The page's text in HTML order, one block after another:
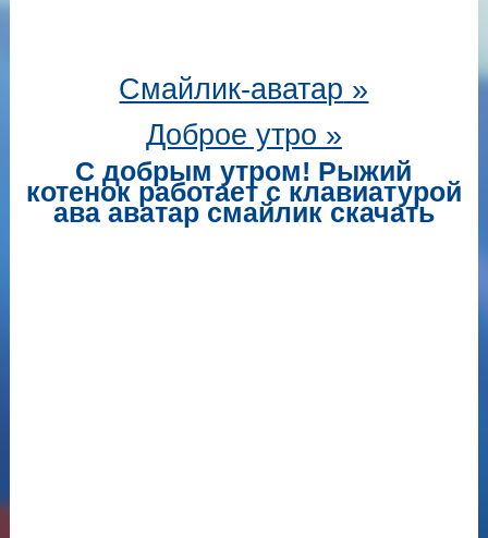
Смайлик-аватар »
Доброе утро »
С добрым утром! Рыжий
котенок работает с клавиатурой
ава аватар смайлик скачать